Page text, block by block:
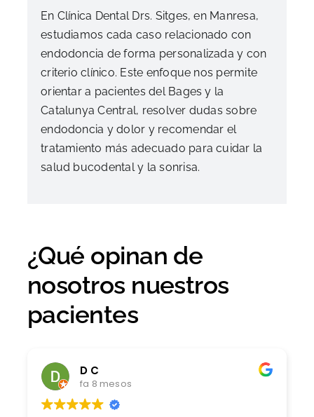
FAQ’s
Pedir cita
En Clínica Dental Drs. Sitges, en Manresa,
estudiamos cada caso relacionado con
endodoncia de forma personalizada y con
criterio clínico. Este enfoque nos permite
orientar a pacientes del Bages y la
Catalunya Central, resolver dudas sobre
endodoncia y dolor y recomendar el
tratamiento más adecuado para cuidar la
salud bucodental y la sonrisa.
¿Qué opinan de
nosotros nuestros
pacientes
D C
fa 8 mesos